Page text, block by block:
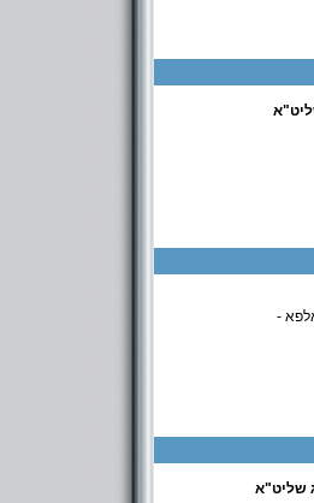
-
שליט"א